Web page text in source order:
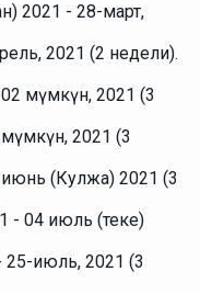
2021 - 28-март,
2021 (2 недели).
мүмкүн, 2021 (3
2021 (3
(Кулжа) 2021 (3
- 04 июль (теке)
25-июль, 2021 (3